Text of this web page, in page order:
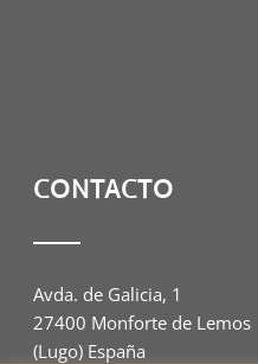
CONTACTO
Avda. de Galicia, 1
27400 Monforte de Lemos
(Lugo) España